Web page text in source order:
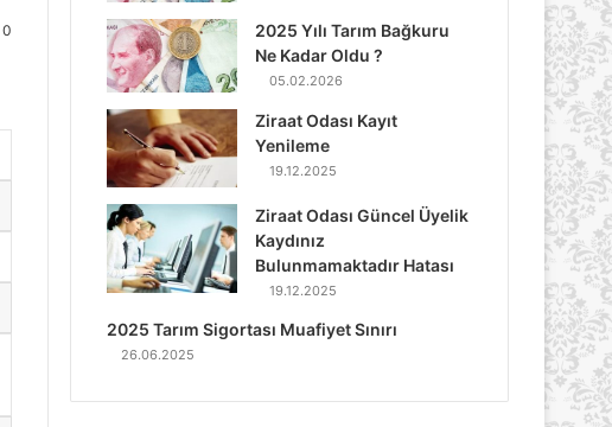
0
2025 Yılı Tarım Bağkuru
Ne Kadar Oldu ?
05.02.2026
Ziraat Odası Kayıt
Yenileme
19.12.2025
Ziraat Odası Güncel Üyelik
Kaydınız
Bulunmamaktadır Hatası
19.12.2025
2025 Tarım Sigortası Muafiyet Sınırı
26.06.2025